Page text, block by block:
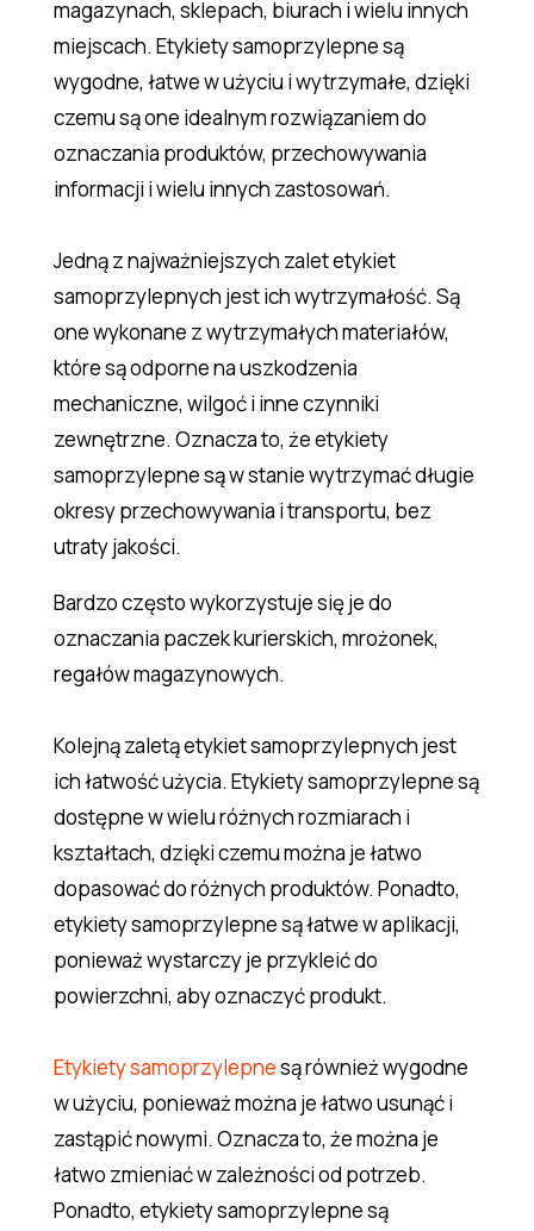
magazynach, sklepach, biurach i wielu innych
miejscach. Etykiety samoprzylepne są
wygodne, łatwe w użyciu i wytrzymałe, dzięki
czemu są one idealnym rozwiązaniem do
oznaczania produktów, przechowywania
informacji i wielu innych zastosowań.
Jedną z najważniejszych zalet etykiet
samoprzylepnych jest ich wytrzymałość. Są
one wykonane z wytrzymałych materiałów,
które są odporne na uszkodzenia
mechaniczne, wilgoć i inne czynniki
zewnętrzne. Oznacza to, że etykiety
samoprzylepne są w stanie wytrzymać długie
okresy przechowywania i transportu, bez
utraty jakości.
Bardzo często wykorzystuje się je do
oznaczania paczek kurierskich, mrożonek,
regałów magazynowych.
Kolejną zaletą etykiet samoprzylepnych jest
ich łatwość użycia. Etykiety samoprzylepne są
dostępne w wielu różnych rozmiarach i
kształtach, dzięki czemu można je łatwo
dopasować do różnych produktów. Ponadto,
etykiety samoprzylepne są łatwe w aplikacji,
ponieważ wystarczy je przykleić do
powierzchni, aby oznaczyć produkt.
Etykiety samoprzylepnesą również wygodne
w użyciu, ponieważ można je łatwo usunąć i
zastąpić nowymi. Oznacza to, że można je
łatwo zmieniać w zależności od potrzeb.
Ponadto, etykiety samoprzylepne są